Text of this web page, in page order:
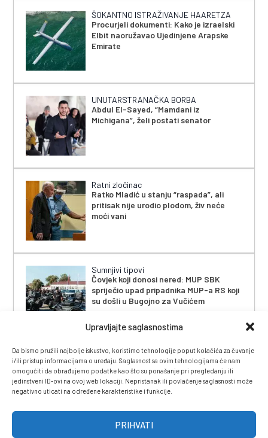
Upravljajte saglasnostima
Da bismo pružili najbolje iskustvo, koristimo tehnologije poput kolačića za čuvanje
i/ili pristup informacijama o uređaju. Saglasnost sa ovim tehnologijama će nam
omogućiti da obrađujemo podatke kao što su ponašanje pri pregledanju ili
jedinstveni ID-ovi na ovoj web lokaciji. Nepristanak ili povlačenje saglasnosti može
negativno uticati na određene karakteristike i funkcije.
PRIHVATI
ŠOKANTNO ISTRAŽIVANJE HAARETZA
Procurjeli dokumenti: Kako je izraelski
Elbit naoružavao Ujedinjene Arapske
Emirate
UNUTARSTRANAČKA BORBA
Abdul El-Sayed, “Mamdani iz
Michigana”, želi postati senator
Ratni zločinac
Ratko Mladić u stanju “raspada”, ali
pritisak nije urodio plodom, živ neće
moći vani
Sumnjivi tipovi
Čovjek koji donosi nered: MUP SBK
spriječio upad pripadnika MUP-a RS koji
su došli u Bugojno za Vučićem
KONTAKT